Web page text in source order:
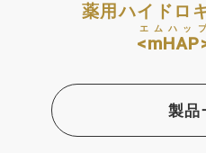
薬用ハイドロ
エムハッ
製品